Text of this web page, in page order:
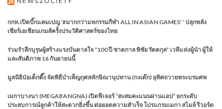
กกท.เปิดบิ๊กแคมเปญ ‘#มากกว่ามหกรรมกีฬา ALL IN ASIAN GAMES’ ’ ปลุกพลัง
เชียร์เอเชียนเกมส์ครั้งประวัติศาสตร์ของไทย
ร่วมรำลึกบุรุษผู้สร้างแรงบันดาลใจ “100 ปี ชาตกาล พิชัย รัตตกุล” เวทีแห่งผู้นำ ผู้ให้
และสันติภาพ 16 กันยายนนี้
มูลนิธิป่อเต็กตึ๊ง จัดพิธีบำเพ็ญกุศลทักษิณานุปทาน (กงเต๊ก) อุทิศถวายพระบรมศพ
เมกาบางนา (MEGABANGNA) เปิดฟีเจอร์ “สะสมคะแนนผ่านแอป” ยกระดับ
ประสบการณ์ลูกค้าให้สะดวกยิ่งขึ้น ต่อยอดความสำเร็จ โปรแกรมเมกา สไมล์ รีวอร์ด